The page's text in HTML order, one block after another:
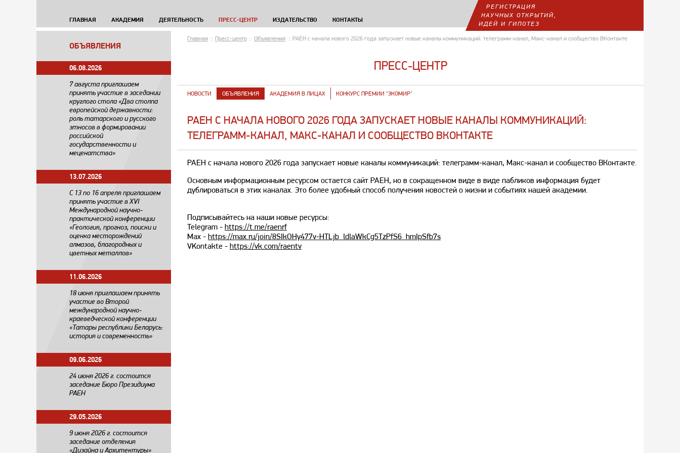
ГЛАВНАЯ АКАДЕМИЯ ДЕЯТЕЛЬНОСТЬ ПРЕСС-ЦЕНТР ИЗДАТЕЛЬСТВО КОНТАКТЫ
РЕГИСТРАЦИЯ
НАУЧНЫХ ОТКРЫТИЙ,
ИДЕЙ И ГИПОТЕЗ
ОБЪЯВЛЕНИЯ
06.08.2026
7 августа приглашаем
принять участие в заседании
круглого стола «Два столпа
европейской державности:
роль татарского и русского
этносов в формировании
российской
государственности и
меценатства»
13.07.2026
С 13 по 16 апреля приглашаем
принять участие в XVI
Международной научно-
практической конференции
«Геология, прогноз, поиски и
оценка месторождений
алмазов, благородных и
цветных металлов»
11.06.2026
18 июня приглашаем принять
участие во Второй
международной научно-
краеведческой конференции
«Татары республики Беларусь:
история и современность»
09.06.2026
24 июня 2026 г. состоится
заседание Бюро Президиума
РАЕН
29.05.2026
​9 июня 2026 г. состоится
заседание отделения
«Дизайна и Архитектуры»
Главная :: Пресс-центр :: Объявления :: ​РАЕН с начала нового 2026 года запускает новые каналы коммуникаций: телеграмм-канал, Макс-канал и сообщество ВКонтакте
ПРЕСС-ЦЕНТР
НОВОСТИ ОБЪЯВЛЕНИЯ АКАДЕМИЯ В ЛИЦАХ КОНКУРС ПРЕМИИ "ЭКОМИР"
​РАЕН С НАЧАЛА НОВОГО 2026 ГОДА ЗАПУСКАЕТ НОВЫЕ КАНАЛЫ КОММУНИКАЦИЙ:
ТЕЛЕГРАММ-КАНАЛ, МАКС-КАНАЛ И СООБЩЕСТВО ВКОНТАКТЕ
РАЕН с начала нового 2026 года запускает новые каналы коммуникаций: телеграмм-канал, Макс-канал и сообщество ВКонтакте.
Основным информационным ресурсом остается сайт РАЕН, но в сокращенном виде в виде пабликов информация будет
дублироваться в этих каналах. Это более удобный способ получения новостей о жизни и событиях нашей академии.
Подписывайтесь на наши новые ресурсы:
Telegram - https://t.me/raenrf
Max - https://max.ru/join/8SIkOHy477v-HTLjb_ldlaWkCg5TzPfS6_hmIpSfb7s
VKontakte - https://vk.com/raentv